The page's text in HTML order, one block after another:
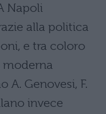
Napoli
alla politica
e tra coloro
moderna
Genovesi, F.
invece